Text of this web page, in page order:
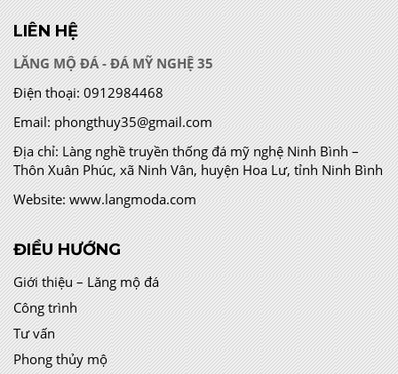
LIÊN HỆ
LĂNG MỘ ĐÁ - ĐÁ MỸ NGHỆ 35
Điện thoại: 0912984468
Email: phongthuy35@gmail.com
Địa chỉ:Làng nghề truyền thống đá mỹ nghệ Ninh Bình –
Thôn Xuân Phúc, xã Ninh Vân, huyện Hoa Lư, tỉnh Ninh Bình
Website: www.langmoda.com
ĐIỀU HƯỚNG
Giới thiệu – Lăng mộ đá
Công trình
Tư vấn
Phong thủy mộ